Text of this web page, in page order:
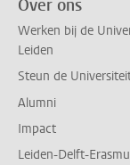
Over ons
Werken bij de
Leiden
Steun de
Alumni
Impact
Leiden-Delft-